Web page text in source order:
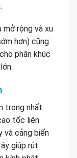
rộng và xu
hơn) cũng
phân khúc
trọng nhất
tốc liên
và cảng biển
giúp rút